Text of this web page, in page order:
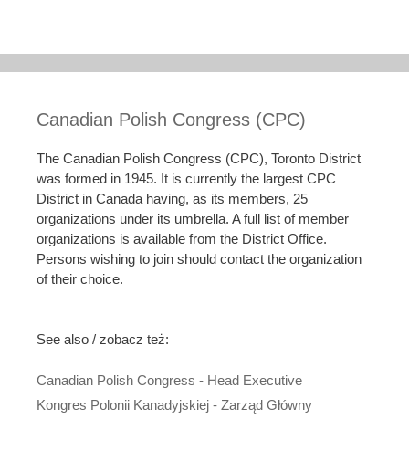
Canadian Polish Congress (CPC)
The Canadian Polish Congress (CPC), Toronto District
was formed in 1945. It is currently the largest CPC
District in Canada having, as its members, 25
organizations under its umbrella. A full list of member
organizations is available from the District Office.
Persons wishing to join should contact the organization
of their choice.
See also / zobacz też:
Canadian Polish Congress - Head Executive
Kongres Polonii Kanadyjskiej - Zarząd Główny